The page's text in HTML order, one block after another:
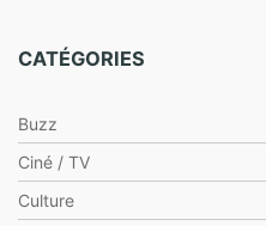
CATÉGORIES
Buzz
Ciné / TV
Culture